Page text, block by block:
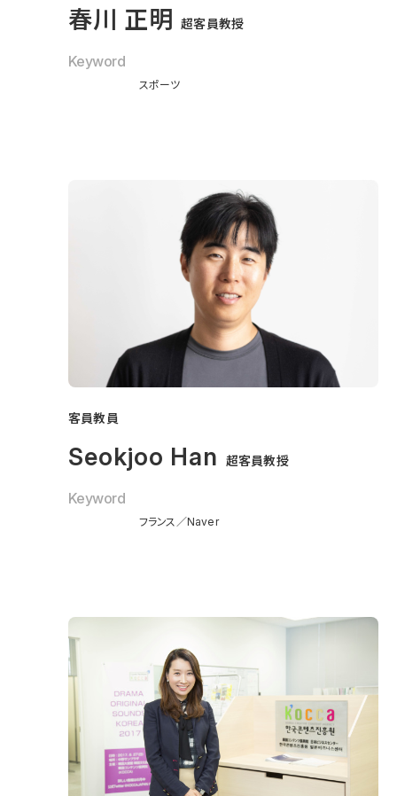
春川 正明 超客員教授
Keyword
スポーツ
客員教員
Seokjoo Han 超客員教授
Keyword
フランス Naver